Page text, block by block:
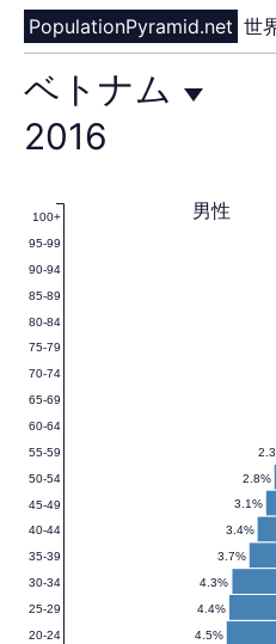
PopulationPyramid.net 世
ベ
ト
ナ
ム
の
人
ベトナム
2016
4.5%
4.4%
4.3%
3.7%
3.4%
3.1%
2.8%
男性
20-24
25-29
30-34
35-39
40-44
45-49
50-54
55-59
60-64
65-69
70-74
75-79
80-84
85-89
90-94
95-99
100+